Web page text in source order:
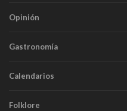
Opinión
Gastronomía
Calendarios
Folklore